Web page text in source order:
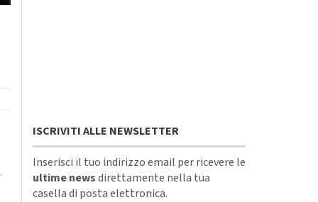
ISCRIVITI ALLE NEWSLETTER
Inserisci il tuo indirizzo email per ricevere le
ultime newsdirettamente nella tua
casella di posta elettronica.